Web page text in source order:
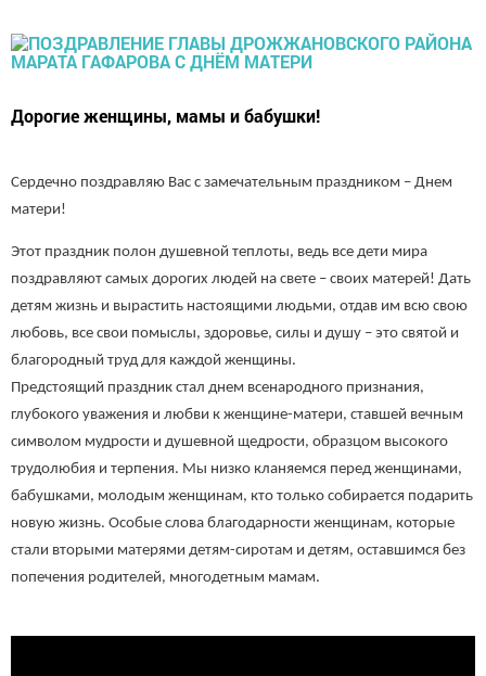
Дорогие женщины, мамы и бабушки!
Сердечно поздравляю Вас с замечательным праздником – Днем
матери!
Этот праздник полон душевной теплоты, ведь все дети мира
поздравляют самых дорогих людей на свете – своих матерей! Дать
детям жизнь и вырастить настоящими людьми, отдав им всю свою
любовь, все свои помыслы, здоровье, силы и душу – это святой и
благородный труд для каждой женщины.
Предстоящий праздник стал днем всенародного признания,
глубокого уважения и любви к женщине-матери, ставшей вечным
символом мудрости и душевной щедрости, образцом высокого
трудолюбия и терпения. Мы низко кланяемся перед женщинами,
бабушками, молодым женщинам, кто только собирается подарить
новую жизнь. Особые слова благодарности женщинам, которые
стали вторыми матерями детям-сиротам и детям, оставшимся без
попечения родителей, многодетным мамам.